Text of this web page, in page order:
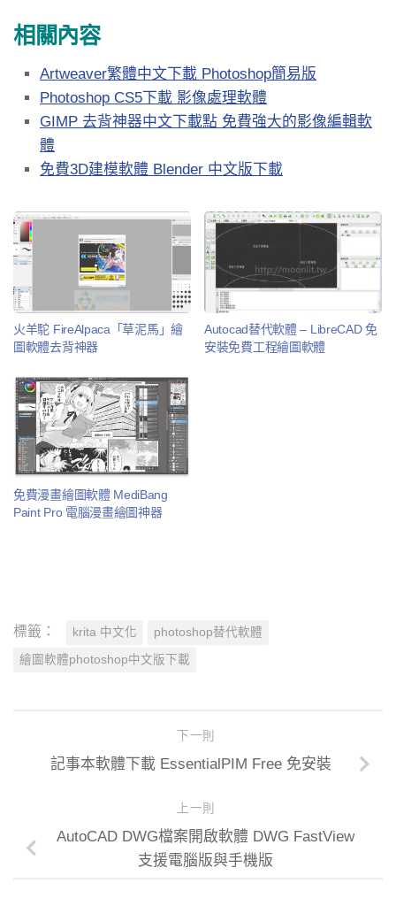
相關內容
Artweaver繁體中文下載 Photoshop簡易版
Photoshop CS5下載 影像處理軟體
GIMP 去背神器中文下載點 免費強大的影像編輯軟
體
免費3D建模軟體 Blender 中文版下載
火羊駝 FireAlpaca「草泥馬」繪
圖軟體去背神器
Autocad替代軟體 – LibreCAD 免
安裝免費工程繪圖軟體
免費漫畫繪圖軟體 MediBang
Paint Pro 電腦漫畫繪圖神器
標籤： krita 中文化 photoshop替代軟體
繪圖軟體photoshop中文版下載
下一則
記事本軟體下載 EssentialPIM Free 免安裝
上一則
AutoCAD DWG檔案開啟軟體 DWG FastView
支援電腦版與手機版